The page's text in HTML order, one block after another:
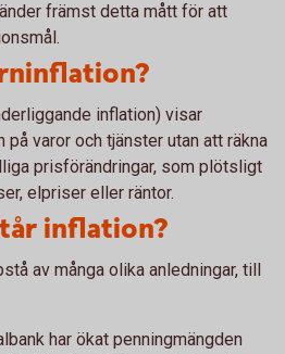
främst detta mått för att
inflation) visar
varor och tjänster utan att räkna
prisförändringar, som plötsligt
elpriser eller räntor.
inflation?
av många olika anledningar, till
har ökat penningmängden